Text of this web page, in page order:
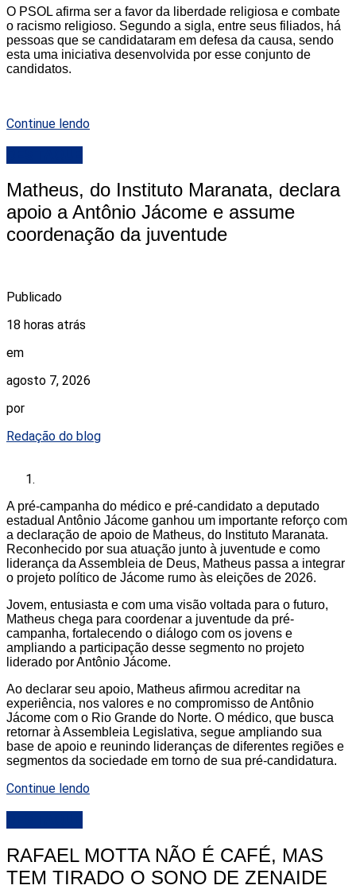
O PSOL afirma ser a favor da liberdade religiosa e combate
o racismo religioso. Segundo a sigla, entre seus filiados, há
pessoas que se candidataram em defesa da causa, sendo
esta uma iniciativa desenvolvida por esse conjunto de
candidatos.
Continue lendo
Matheus, do Instituto Maranata, declara
apoio a Antônio Jácome e assume
coordenação da juventude
Publicado
18 horas atrás
em
agosto 7, 2026
por
Redação do blog
A pré-campanha do médico e pré-candidato a deputado
estadual Antônio Jácome ganhou um importante reforço com
a declaração de apoio de Matheus, do Instituto Maranata.
Reconhecido por sua atuação junto à juventude e como
liderança da Assembleia de Deus, Matheus passa a integrar
o projeto político de Jácome rumo às eleições de 2026.
Jovem, entusiasta e com uma visão voltada para o futuro,
Matheus chega para coordenar a juventude da pré-
campanha, fortalecendo o diálogo com os jovens e
ampliando a participação desse segmento no projeto
liderado por Antônio Jácome.
Ao declarar seu apoio, Matheus afirmou acreditar na
experiência, nos valores e no compromisso de Antônio
Jácome com o Rio Grande do Norte. O médico, que busca
retornar à Assembleia Legislativa, segue ampliando sua
base de apoio e reunindo lideranças de diferentes regiões e
segmentos da sociedade em torno de sua pré-candidatura.
Continue lendo
RAFAEL MOTTA NÃO É CAFÉ, MAS
TEM TIRADO O SONO DE ZENAIDE